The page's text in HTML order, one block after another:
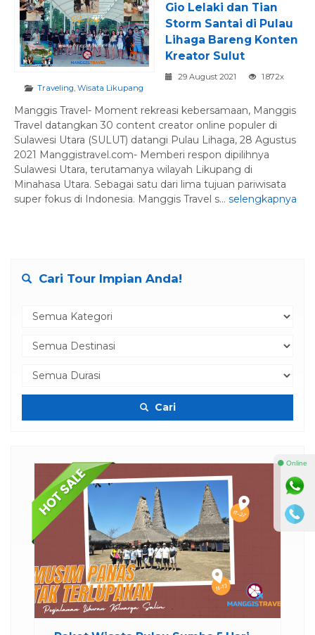
Gio Lelaki dan Tian
Storm Santai di Pulau
Lihaga Bareng Konten
Kreator Sulut
29 August 2021
1.872x
Traveling, Wisata Likupang
Manggis Travel- Moment rekreasi kebersamaan, Manggis
Travel datangkan 30 content creator online populer di
Sulawesi Utara (SULUT) datangi Pulau Lihaga, 28 Agustus
2021 Manggistravel.com- Memberi respon dipilihnya
Sulawesi Utara, terutamanya wilayah Likupang di
Minahasa Utara. Sebagai satu dari lima tujuan pariwisata
super fokus di Indonesia. Manggis Travel s... selengkapnya
Cari Tour Impian Anda!
Cari
⚫ Online